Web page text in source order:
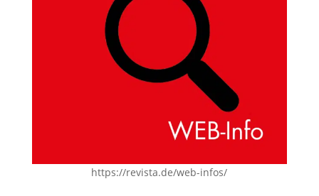
https://revista.de/web-infos/